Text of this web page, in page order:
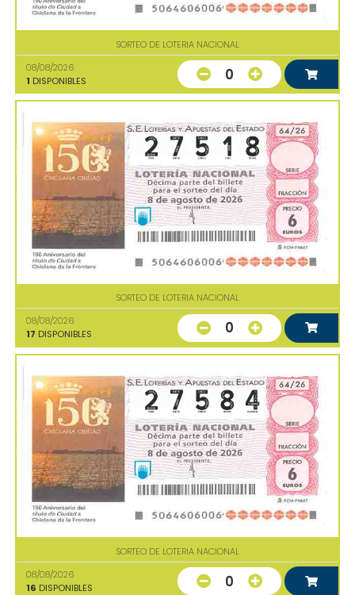
SORTEO DE LOTERIA NACIONAL
08/08/2026
1 DISPONIBLES 0
SORTEO DE LOTERIA NACIONAL
08/08/2026
17 DISPONIBLES 0
SORTEO DE LOTERIA NACIONAL
08/08/2026
16 DISPONIBLES 0